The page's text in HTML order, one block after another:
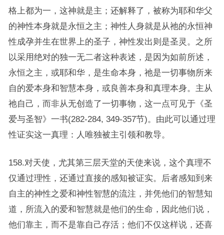
格上都为一，这神就是主；还解释了，被称为耶和华父
的神性本身就是永恒之主；神性人身就是从祂的永恒神
性成孕并生在世界上的圣子，神性发出则是圣灵。之所
以采用绝对的独一无二者这种表述，是因为如前所述，
永恒之主，或耶和华，是生命本身，祂是一切事物所来
自的爱本身和智慧本身，或良善本身和真理本身。主从
祂自己，而非从无创造了一切事物，这一点可见于《圣
爱与圣智》一书(282-284, 349-357节)。由此可以通过理
性证实这一真理：人唯独被主引领和教导。
158.对天使，尤其第三层天堂的天使来说，这个真理不
仅通过理性，还通过直接的感知被证实。后者感知到来
自主的神性之爱和神性智慧的流注，并凭他们的智慧知
道，所流入的爱和智慧就是他们的生命，因此他们说，
他们靠主，而不是靠自己存活；他们不仅这样说，还喜